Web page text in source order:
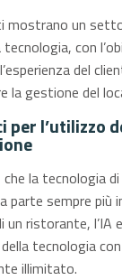
mostrano un
con
del
la gestione del
per l’utilizzo
che la tecnologia
parte sempre più
un ristorante, l’IA
tecnologia
illimitato.